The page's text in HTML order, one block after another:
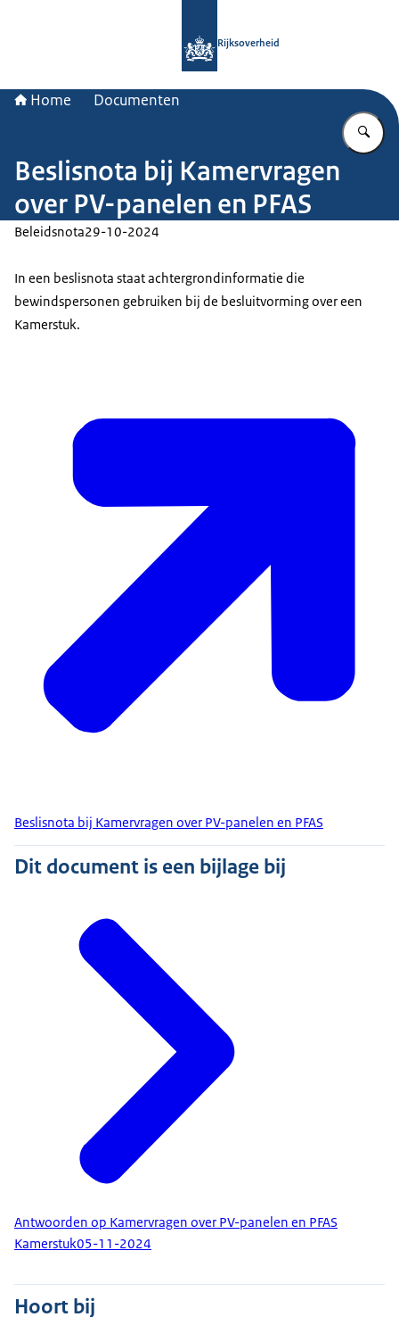
Rijksoverheid
Home Documenten
Beslisnota bij Kamervragen
over PV-panelen en PFAS
Beleidsnota29-10-2024
In een beslisnota staat achtergrondinformatie die
bewindspersonen gebruiken bij de besluitvorming over een
Kamerstuk.
Beslisnota bij Kamervragen over PV-panelen en PFAS
Dit document is een bijlage bij
Antwoorden op Kamervragen over PV-panelen en PFAS
Kamerstuk05-11-2024
Hoort bij